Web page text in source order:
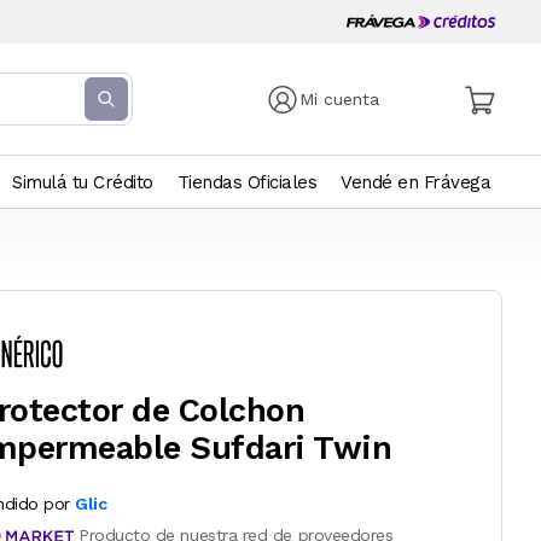
Mi cuenta
Simulá tu Crédito Tiendas Oficiales Vendé en Frávega
de Colchon
Sufdari Twin
por Glic
Producto de nuestra red de proveedores